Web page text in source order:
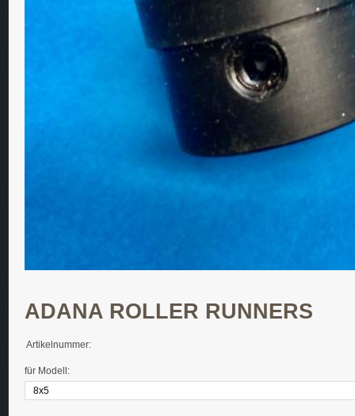
ADANA ROLLER RUNNERS
Artikelnummer:
für Modell: